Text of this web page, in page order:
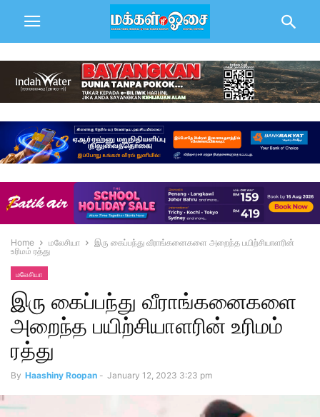
Home மலேசியா
இரு கைப்பந்து வீராங்கனைகளை அறைந்த பயிற்சியாளரின்
உரிமம் ரத்து
மலேசியா
இரு கைப்பந்து வீராங்கனைகளை
அறைந்த பயிற்சியாளரின் உரிமம்
ரத்து
By Haashiny Roopan - January 12, 2023 3:23 pm